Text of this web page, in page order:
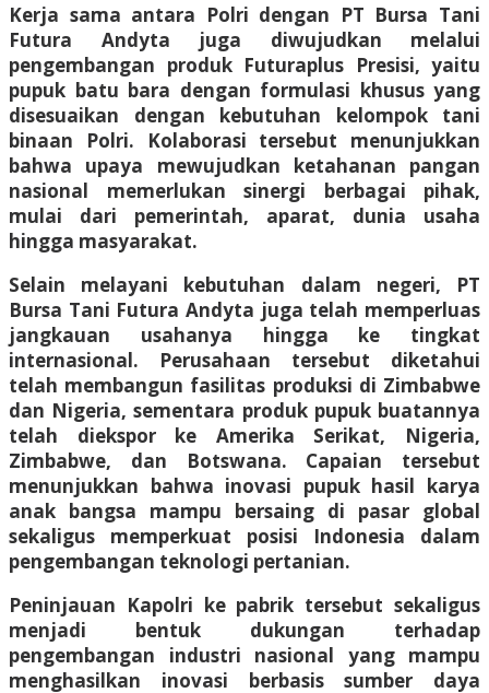
Kerja sama antara Polri dengan PT Bursa Tani
Futura Andyta juga diwujudkan melalui
pengembangan produk Futuraplus Presisi, yaitu
pupuk batu bara dengan formulasi khusus yang
disesuaikan dengan kebutuhan kelompok tani
binaan Polri. Kolaborasi tersebut menunjukkan
bahwa upaya mewujudkan ketahanan pangan
nasional memerlukan sinergi berbagai pihak,
mulai dari pemerintah, aparat, dunia usaha
hingga masyarakat.
Selain melayani kebutuhan dalam negeri, PT
Bursa Tani Futura Andyta juga telah memperluas
jangkauan usahanya hingga ke tingkat
internasional. Perusahaan tersebut diketahui
telah membangun fasilitas produksi di Zimbabwe
dan Nigeria, sementara produk pupuk buatannya
telah diekspor ke Amerika Serikat, Nigeria,
Zimbabwe, dan Botswana. Capaian tersebut
menunjukkan bahwa inovasi pupuk hasil karya
anak bangsa mampu bersaing di pasar global
sekaligus memperkuat posisi Indonesia dalam
pengembangan teknologi pertanian.
Peninjauan Kapolri ke pabrik tersebut sekaligus
menjadi bentuk dukungan terhadap
pengembangan industri nasional yang mampu
menghasilkan inovasi berbasis sumber daya